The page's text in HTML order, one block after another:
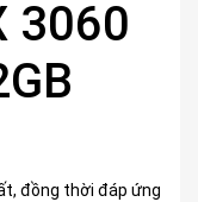
3060
đồng thời đáp ứng